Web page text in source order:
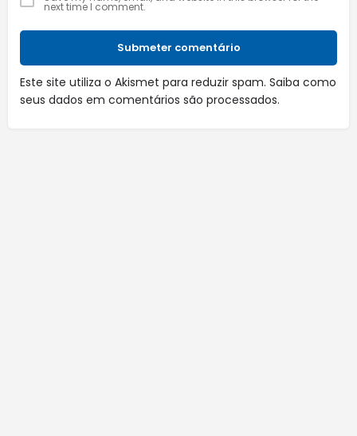
next time I comment.
Submeter comentário
Este site utiliza o Akismet para reduzir spam. Saiba como
seus dados em comentários são processados.